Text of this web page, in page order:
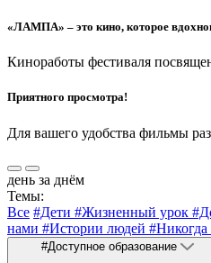
«ЛАМПА» – это кино, которое
Киноработы фестиваля
Приятного просмотра!
Для вашего удобства фильмы
день за днём
Темы:
Все #Дети #Жизненный урок
нами #Истории людей #Никогда
#Доступное образование